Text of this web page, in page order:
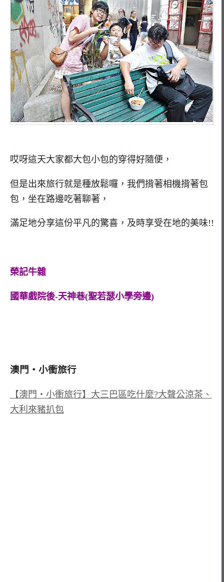
哎呀這天大家都大包小包的穿得好隨便，
但是出來旅行就是種放鬆囉，我們揹著相機揹著包
包，坐在路邊吃著聊著，
滿足地分享這份平凡的驚喜，及時享受在地的美味!!
榮記牛雜
國華戲院後-天神巷(聖若瑟小學旁邊)
澳門‧小衝旅行
【澳門‧小衝旅行】大三巴區吃什麼?大聲公涼茶、
大利來豬扒包